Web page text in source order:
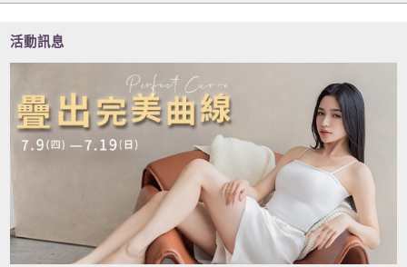
活動訊息